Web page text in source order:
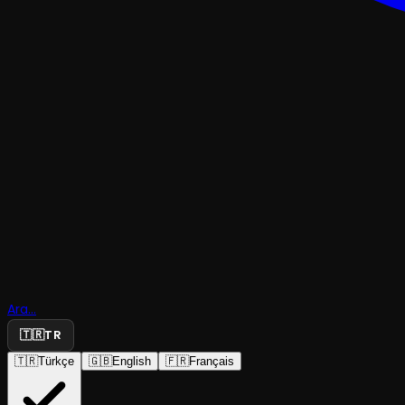
Ara...
🇹🇷TR
🇹🇷Türkçe 🇬🇧English 🇫🇷Français
Tefek